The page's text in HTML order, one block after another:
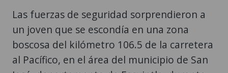
Las fuerzas de seguridad sorprendieron a
un joven que se escondía en una zona
boscosa del kilómetro 106.5 de la carretera
al Pacífico, en el área del municipio de San